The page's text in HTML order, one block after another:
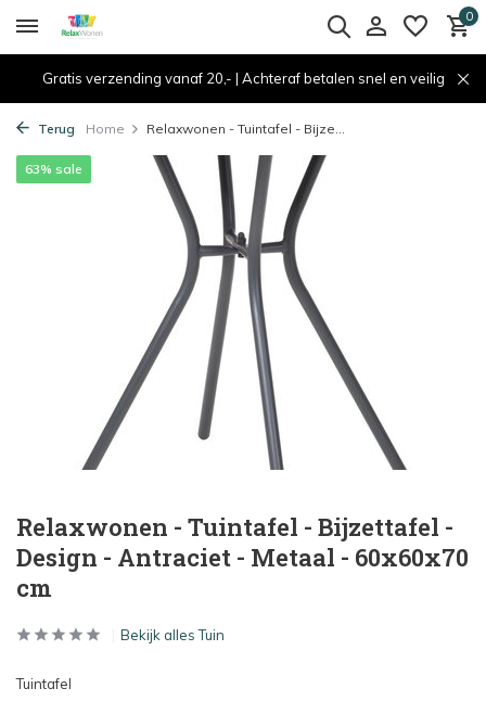
0
Gratis verzending vanaf 20,- | Achteraf betalen snel en veilig
Terug Home Relaxwonen - Tuintafel - Bijze...
Relaxwonen - Tuintafel - Bijzettafel -
Design - Antraciet - Metaal - 60x60x70
cm
63% sale
Bekijk alles Tuin
Tuintafel